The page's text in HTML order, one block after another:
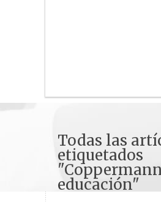
Todas las
etiquetados
educación"